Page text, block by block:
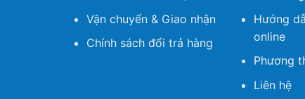
Vận chuyển & Giao nhận
Chính sách đổi trả hàng
Hướng
online
Phương
Liên hệ